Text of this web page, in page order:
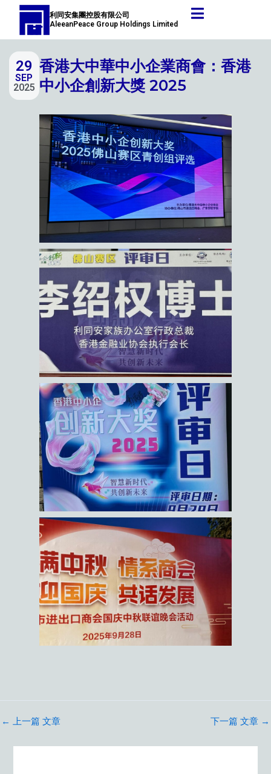
利同安集團控股有限公司
AleeanPeace Group Holdings Limited
29
SEP
2025
香港大中華中小企業商會：香港
中小企創新大獎 2025
Post
navigation
← 上一篇 文章 下一篇 文章 →